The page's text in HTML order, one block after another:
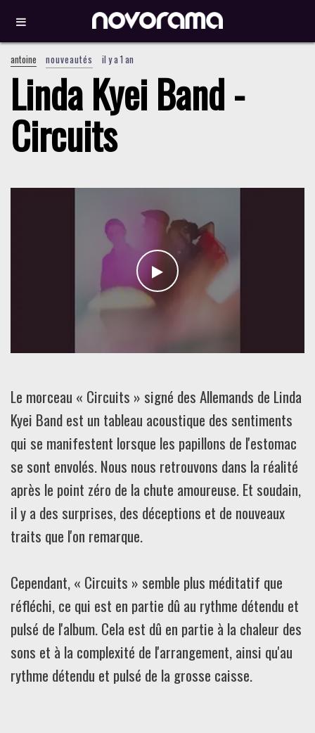
antoine nouveautés il y a 1 an
Linda Kyei Band -
Circuits
WATCH THE VIDEO
Le morceau « Circuits » signé des Allemands de Linda
Kyei Band est un tableau acoustique des sentiments
qui se manifestent lorsque les papillons de l'estomac
se sont envolés. Nous nous retrouvons dans la réalité
après le point zéro de la chute amoureuse. Et soudain,
il y a des surprises, des déceptions et de nouveaux
traits que l'on remarque.
Cependant, « Circuits » semble plus méditatif que
réfléchi, ce qui est en partie dû au rythme détendu et
pulsé de l'album. Cela est dû en partie à la chaleur des
sons et à la complexité de l'arrangement, ainsi qu'au
rythme détendu et pulsé de la grosse caisse.